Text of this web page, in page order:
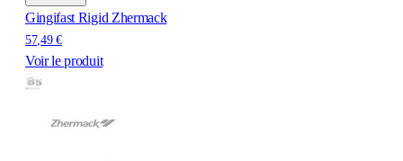
Gingifast Rigid Zhermack
57,49 €
Voir le produit